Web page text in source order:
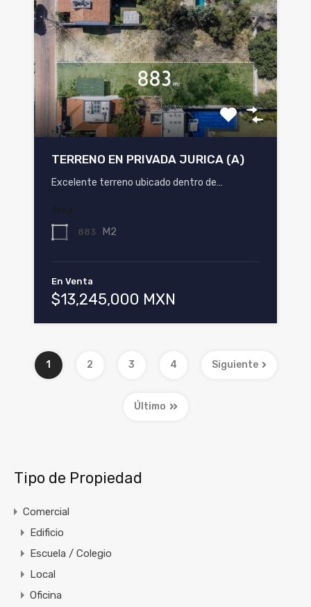
TERRENO EN PRIVADA JURICA (A)
Excelente terreno ubicado dentro de…
Área
883 M2
En Venta
$13,245,000 MXN
1 2 3 4 Siguiente
Último
Tipo de Propiedad
Comercial
Edificio
Escuela / Colegio
Local
Oficina